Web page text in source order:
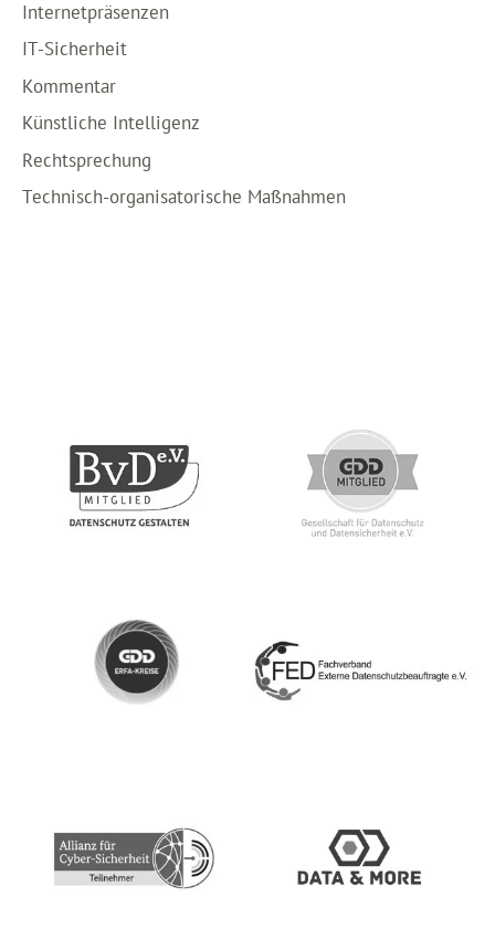
Internetpräsenzen
IT-Sicherheit
Kommentar
Künstliche Intelligenz
Rechtsprechung
Technisch-organisatorische Maßnahmen